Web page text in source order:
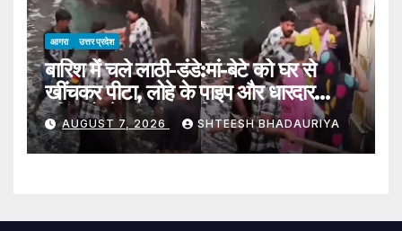
आगरा उत्तर प्रदेश
बारिश में चले लाठी-डंडे:मां-बेटे को घर से
खींचकर पीटा, लोहे के पाइप और धारदार
हथियारों से हमला; एक गिरफ्तार – Mother
And Son Beaten In Agra
Video Viral
AUGUST 7, 2026 SHTEESH BHADAURIYA